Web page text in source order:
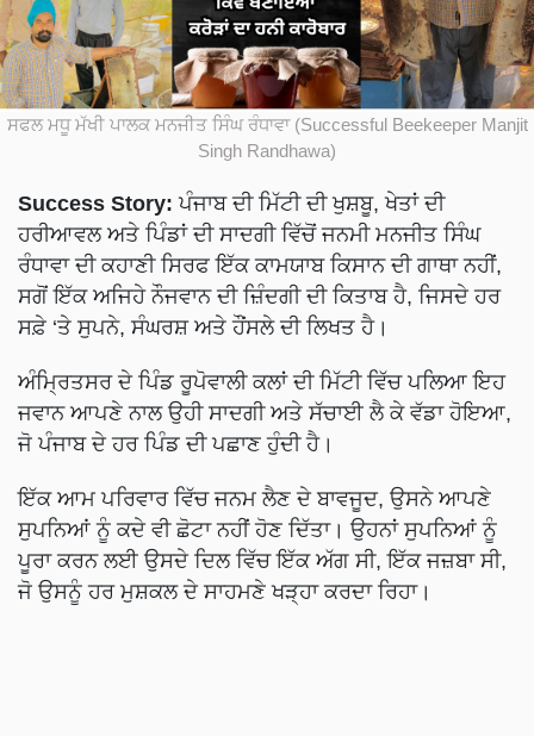
ਸਫਲ ਮਧੂ ਮੱਖੀ ਪਾਲਕ ਮਨਜੀਤ ਸਿੰਘ ਰੰਧਾਵਾ (Successful Beekeeper Manjit
Singh Randhawa)
Success Story: ਪੰਜਾਬ ਦੀ ਮਿੱਟੀ ਦੀ ਖੁਸ਼ਬੂ, ਖੇਤਾਂ ਦੀ
ਹਰੀਆਵਲ ਅਤੇ ਪਿੰਡਾਂ ਦੀ ਸਾਦਗੀ ਵਿੱਚੋਂ ਜਨਮੀ ਮਨਜੀਤ ਸਿੰਘ
ਰੰਧਾਵਾ ਦੀ ਕਹਾਣੀ ਸਿਰਫ ਇੱਕ ਕਾਮਯਾਬ ਕਿਸਾਨ ਦੀ ਗਾਥਾ ਨਹੀਂ,
ਸਗੋਂ ਇੱਕ ਅਜਿਹੇ ਨੌਜਵਾਨ ਦੀ ਜ਼ਿੰਦਗੀ ਦੀ ਕਿਤਾਬ ਹੈ, ਜਿਸਦੇ ਹਰ
ਸਫ਼ੇ ‘ਤੇ ਸੁਪਨੇ, ਸੰਘਰਸ਼ ਅਤੇ ਹੌਂਸਲੇ ਦੀ ਲਿਖਤ ਹੈ।
ਅੰਮ੍ਰਿਤਸਰ ਦੇ ਪਿੰਡ ਰੂਪੋਵਾਲੀ ਕਲਾਂ ਦੀ ਮਿੱਟੀ ਵਿੱਚ ਪਲਿਆ ਇਹ
ਜਵਾਨ ਆਪਣੇ ਨਾਲ ਉਹੀ ਸਾਦਗੀ ਅਤੇ ਸੱਚਾਈ ਲੈ ਕੇ ਵੱਡਾ ਹੋਇਆ,
ਜੋ ਪੰਜਾਬ ਦੇ ਹਰ ਪਿੰਡ ਦੀ ਪਛਾਣ ਹੁੰਦੀ ਹੈ।
ਇੱਕ ਆਮ ਪਰਿਵਾਰ ਵਿੱਚ ਜਨਮ ਲੈਣ ਦੇ ਬਾਵਜੂਦ, ਉਸਨੇ ਆਪਣੇ
ਸੁਪਨਿਆਂ ਨੂੰ ਕਦੇ ਵੀ ਛੋਟਾ ਨਹੀਂ ਹੋਣ ਦਿੱਤਾ। ਉਹਨਾਂ ਸੁਪਨਿਆਂ ਨੂੰ
ਪੂਰਾ ਕਰਨ ਲਈ ਉਸਦੇ ਦਿਲ ਵਿੱਚ ਇੱਕ ਅੱਗ ਸੀ, ਇੱਕ ਜਜ਼ਬਾ ਸੀ,
ਜੋ ਉਸਨੂੰ ਹਰ ਮੁਸ਼ਕਲ ਦੇ ਸਾਹਮਣੇ ਖੜ੍ਹਾ ਕਰਦਾ ਰਿਹਾ।